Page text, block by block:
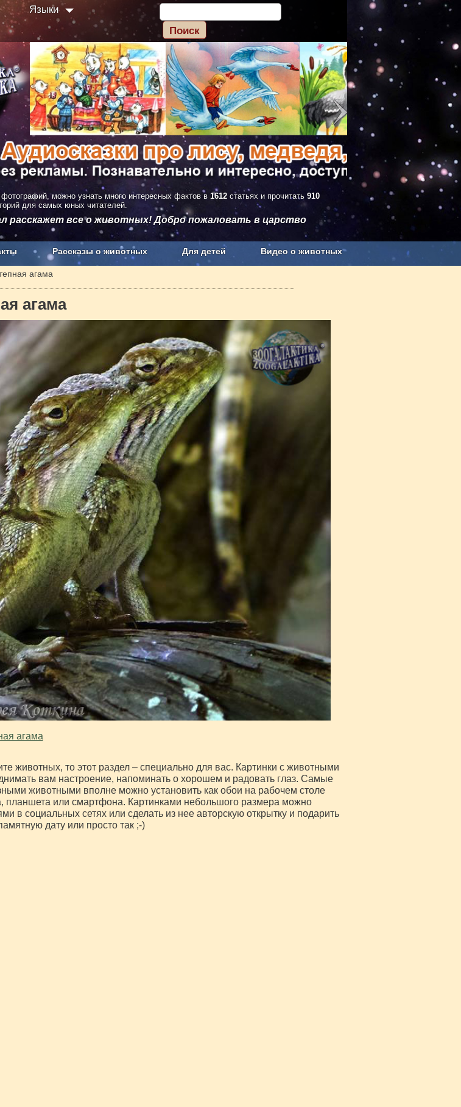
Языки
фотографий, можно узнать много интересных фактов в 1612 статьях и прочитать 910
для самых юных читателей.
расскажет все о животных! Добро пожаловать в царство
Рассказы о животных Для детей Видео о животных
агама
агама
агама
животных, то этот раздел – специально для вас. Картинки с животными
вам настроение, напоминать о хорошем и радовать глаз. Самые
животными вполне можно установить как обои на рабочем столе
планшета или смартфона. Картинками небольшого размера можно
в социальных сетях или сделать из нее авторскую открытку и подарить
дату или просто так ;-)